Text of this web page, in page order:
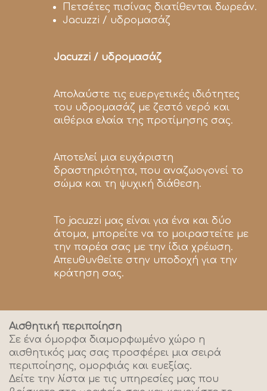
Πετσέτες πισίνας διατίθενται δωρεάν.
Jacuzzi / υδρομασάζ
Jacuzzi / υδρομασάζ
Απολαύστε τις ευεργετικές ιδιότητες
του υδρομασάζ με ζεστό νερό και
αιθέρια ελαία της προτίμησης σας.
Αποτελεί μια ευχάριστη
δραστηριότητα, που αναζωογονεί το
σώμα και τη ψυχική διάθεση.
Το jacuzzi μας είναι για ένα και δύο
άτομα, μπορείτε να το μοιραστείτε με
την παρέα σας με την ίδια χρέωση.
Απευθυνθείτε στην υποδοχή για την
κράτηση σας.
Αισθητική περιποίηση
Σε ένα όμορφα διαμορφωμένο χώρο η
αισθητικός μας σας προσφέρει μια σειρά
περιποίησης, ομορφιάς και ευεξίας.
Δείτε την λίστα με τις υπηρεσίες μας που